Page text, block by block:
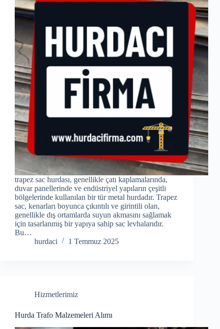
trapez sac hurdası, genellikle çatı kaplamalarında,
duvar panellerinde ve endüstriyel yapıların çeşitli
bölgelerinde kullanılan bir tür metal hurdadır. Trapez
sac, kenarları boyunca çıkıntılı ve girintili olan,
genellikle dış ortamlarda suyun akmasını sağlamak
için tasarlanmış bir yapıya sahip sac levhalarıdır.
Bu…
hurdaci
1 Temmuz 2025
Hizmetlerimiz
Hurda Trafo Malzemeleri Alımı